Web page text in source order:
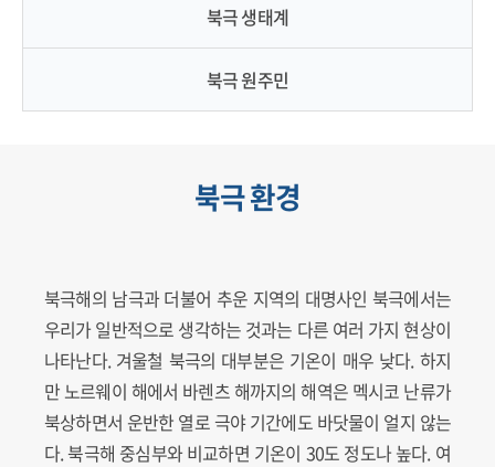
북극 생태계
북극 원주민
북극 환경
북극해의 남극과 더불어 추운 지역의 대명사인 북극에서는
우리가 일반적으로 생각하는 것과는 다른 여러 가지 현상이
나타난다. 겨울철 북극의 대부분은 기온이 매우 낮다. 하지
만 노르웨이 해에서 바렌츠 해까지의 해역은 멕시코 난류가
북상하면서 운반한 열로 극야 기간에도 바닷물이 얼지 않는
다. 북극해 중심부와 비교하면 기온이 30도 정도나 높다. 여